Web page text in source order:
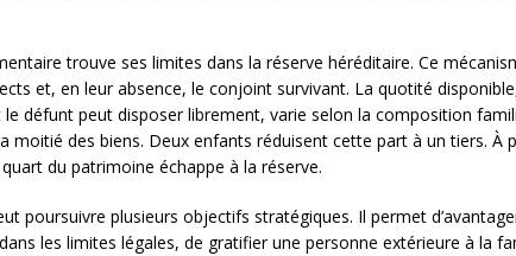
trouve ses limites dans la réserve héréditaire. Ce
et, en leur absence, le conjoint survivant. La quotité
défunt peut disposer librement, varie selon la composition
moitié des biens. Deux enfants réduisent cette part à un tiers. À
du patrimoine échappe à la réserve.
poursuivre plusieurs objectifs stratégiques. Il permet
les limites légales, de gratifier une personne extérieure à la